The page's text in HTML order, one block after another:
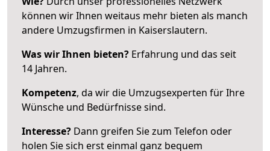
können wir Ihnen weitaus mehr bieten als manch
andere Umzugsfirmen in Kaiserslautern.
Was wir Ihnen bieten? Erfahrung und das seit
14 Jahren.
Kompetenz, da wir die Umzugsexperten für Ihre
Wünsche und Bedürfnisse sind.
Interesse? Dann greifen Sie zum Telefon oder
holen Sie sich erst einmal ganz bequem